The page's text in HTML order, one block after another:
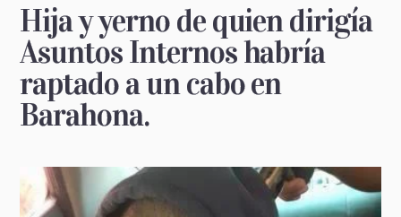
Hija y yerno de quien dirigía
Asuntos Internos habría
raptado a un cabo en
Barahona.